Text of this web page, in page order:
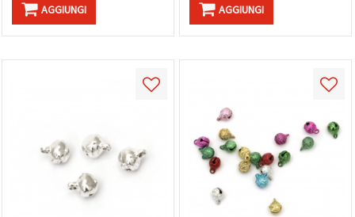
AGGIUNGI AGGIUNGI